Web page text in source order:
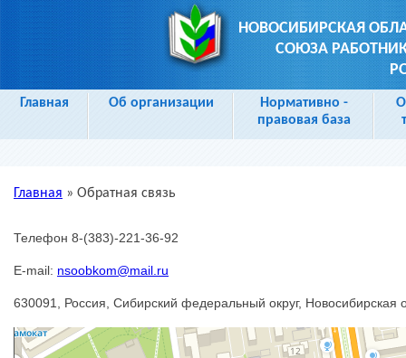
НОВОСИБИРСКАЯ
СОЮЗА
Главная Об организации
Нормативно -
правовая база
Главная » Обратная связь
Телефон 8-(383)-221-36-92
E-mail: nsoobkom@mail.ru
630091, Россия, Сибирский федеральный округ, Новосибирская